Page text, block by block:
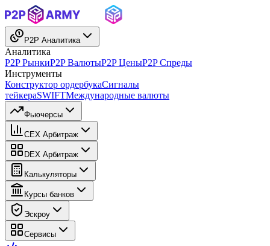
P2P Аналитика
Аналитика
P2P РынкиP2P ВалютыP2P ЦеныP2P Спреды
Инструменты
Конструктор ордербукаСигналы
тейкераSWIFTМеждународные валюты
Фьючерсы
CEX Арбитраж
DEX Арбитраж
Калькуляторы
Курсы банков
Эскроу
Сервисы